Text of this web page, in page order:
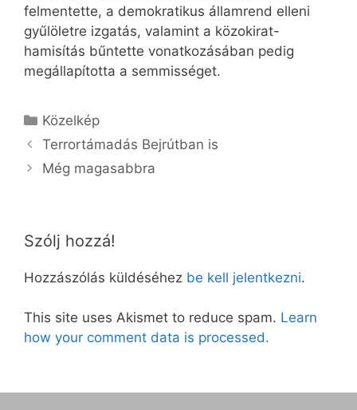
felmentette, a demokratikus államrend elleni
gyűlöletre izgatás, valamint a közokirat-
hamisítás bűntette vonatkozásában pedig
megállapította a semmisséget.
Kategória
Közelkép
Terrortámadás Bejrútban is
Még magasabbra
Szólj hozzá!
Hozzászólás küldéséhez be kell jelentkezni.
This site uses Akismet to reduce spam. Learn
how your comment data is processed.